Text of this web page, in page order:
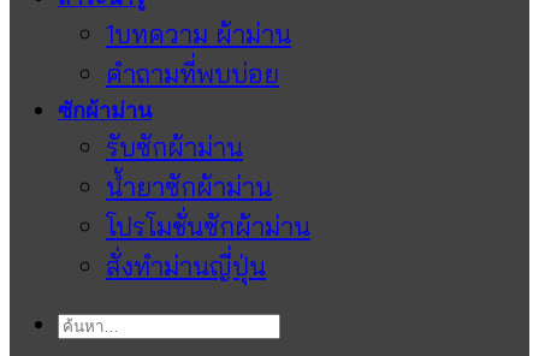
1บทความ ผ้าม่าน
คำถามที่พบบ่อย
ซักผ้าม่าน
รับซักผ้าม่าน
น้ำยาซักผ้าม่าน
โปรโมชั่นซักผ้าม่าน
สั่งทำม่านญี่ปุ่น
ค้นหา: